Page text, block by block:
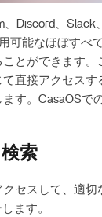
、Discord、Slack
可能なほぼすべ
とができます。
直接アクセス
す。CasaOSで
索
クセスして、適切
ます。